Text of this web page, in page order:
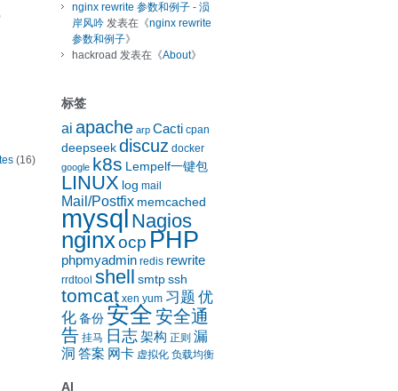
(16)
nginx rewrite 参数和例子 - 涢
岸风吟 发表在《nginx rewrite
参数和例子》
hackroad 发表在《About》
标签
ai apache arp Cacti cpan
deepseek discuz docker
google k8s Lempelf一键包
LINUX log mail
Mail/Postfix memcached
mysql Nagios
nginxocp PHP
phpmyadmin redis rewrite
rrdtool shell smtp ssh
tomcat xen yum 习题 优
化 备份 安全安全通
告 挂马 日志架构 正则 漏
洞 答案 网卡 虚拟化 负载均衡
AI